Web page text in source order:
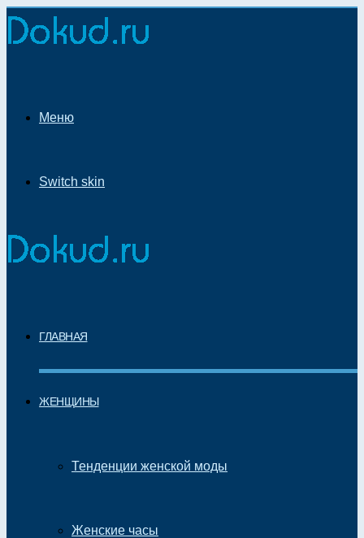
Меню
Switch skin
ГЛАВНАЯ
ЖЕНЩИНЫ
Тенденции женской моды
Женские часы